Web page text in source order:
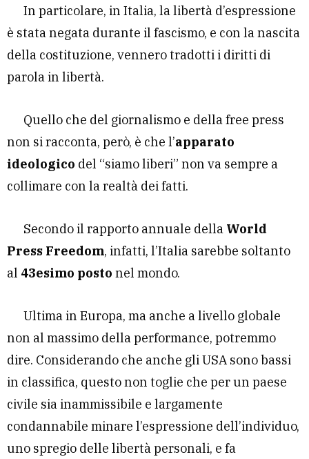
In particolare, in Italia, la libertà d’espressione
è stata negata durante il fascismo, e con la nascita
della costituzione, vennero tradotti i diritti di
parola in libertà.
Quello che del giornalismo e della free press
non si racconta, però, è che l’apparato
ideologico del “siamo liberi” non va sempre a
collimare con la realtà dei fatti.
Secondo il rapporto annuale della World
Press Freedom, infatti, l’Italia sarebbe soltanto
al 43esimo posto nel mondo.
Ultima in Europa, ma anche a livello globale
non al massimo della performance, potremmo
dire. Considerando che anche gli USA sono bassi
in classifica, questo non toglie che per un paese
civile sia inammissibile e largamente
condannabile minare l’espressione dell’individuo,
uno spregio delle libertà personali, e fa